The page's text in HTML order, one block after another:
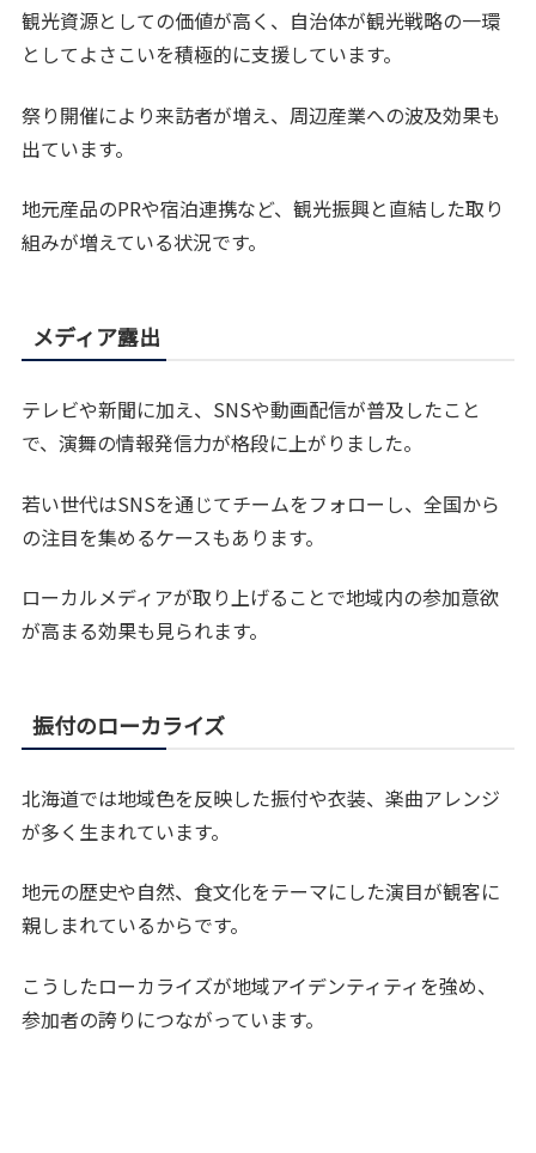
観光資源としての価値が高く、自治体が観光戦略の一環
としてよさこいを積極的に支援しています。
祭り開催により来訪者が増え、周辺産業への波及効果も
出ています。
地元産品のPRや宿泊連携など、観光振興と直結した取り
組みが増えている状況です。
メディア露出
テレビや新聞に加え、SNSや動画配信が普及したこと
で、演舞の情報発信力が格段に上がりました。
若い世代はSNSを通じてチームをフォローし、全国から
の注目を集めるケースもあります。
ローカルメディアが取り上げることで地域内の参加意欲
が高まる効果も見られます。
振付のローカライズ
北海道では地域色を反映した振付や衣装、楽曲アレンジ
が多く生まれています。
地元の歴史や自然、食文化をテーマにした演目が観客に
親しまれているからです。
こうしたローカライズが地域アイデンティティを強め、
参加者の誇りにつながっています。